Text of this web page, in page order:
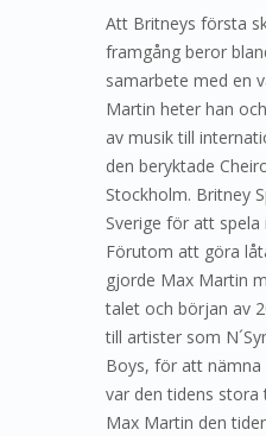
Att Britneys första
framgång beror
samarbete med en
Martin heter han
av musik till
den beryktade
Stockholm. Britney
Sverige för att spela
Förutom att göra
gjorde Max Martin
talet och början av
till artister som
Boys, för att nämna
var den tidens
Max Martin den